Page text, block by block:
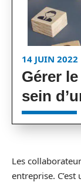
14 JUIN 2022
Gérer
sein
Les
entreprise.